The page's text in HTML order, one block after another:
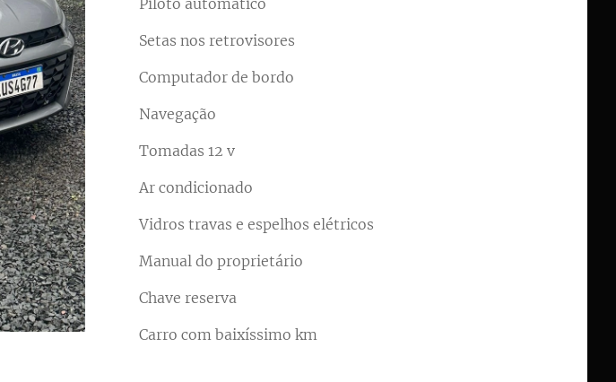
Piloto automático
Setas nos retrovisores
Computador de bordo
Navegação
Tomadas 12 v
Ar condicionado
Vidros travas e espelhos elétricos
Manual do proprietário
Chave reserva
Carro com baixíssimo km